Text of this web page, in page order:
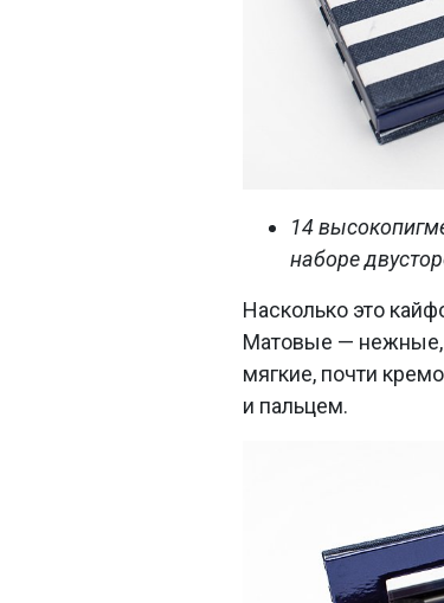
14
наборе
Насколько это
Матовые — нежные,
мягкие, почти
и пальцем.